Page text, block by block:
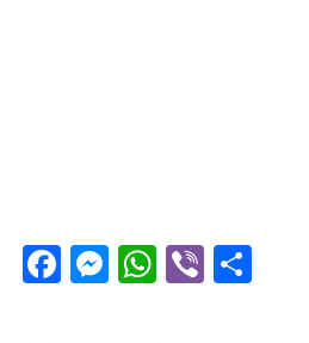
Facebook
Messenger
WhatsApp
Viber